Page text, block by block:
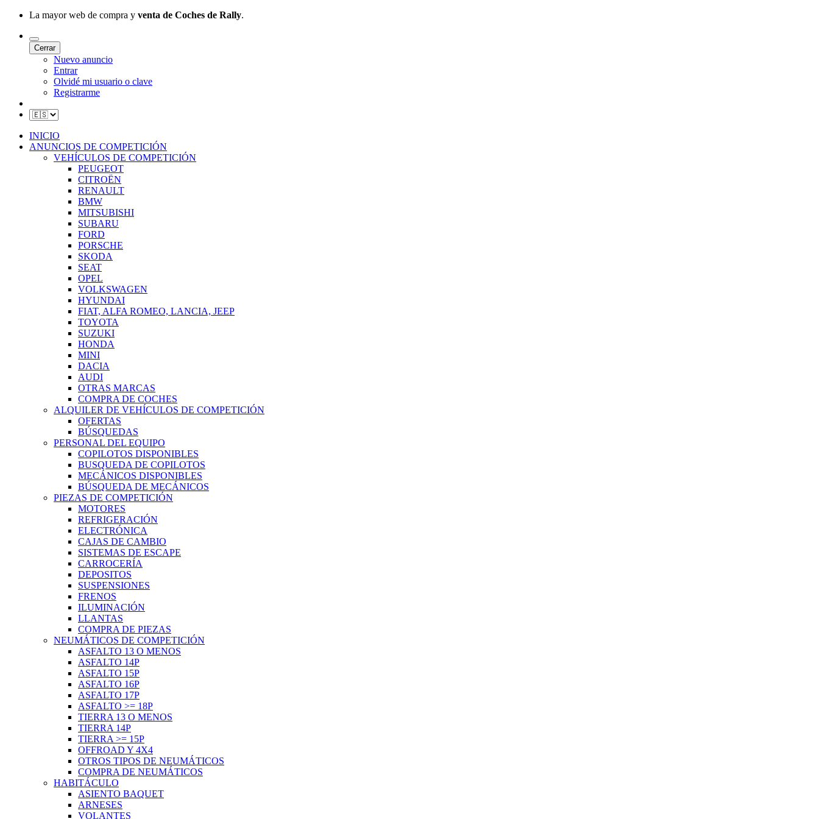
La mayor web de compra y venta de Coches de Rally.
Cerrar
Nuevo anuncio
Entrar
Olvidé mi usuario o clave
Registrarme
INICIO
ANUNCIOS DE COMPETICIÓN
VEHÍCULOS DE COMPETICIÓN
PEUGEOT
CITROËN
RENAULT
BMW
MITSUBISHI
SUBARU
FORD
PORSCHE
SKODA
SEAT
OPEL
VOLKSWAGEN
HYUNDAI
FIAT, ALFA ROMEO, LANCIA, JEEP
TOYOTA
SUZUKI
HONDA
MINI
DACIA
AUDI
OTRAS MARCAS
COMPRA DE COCHES
ALQUILER DE VEHÍCULOS DE COMPETICIÓN
OFERTAS
BÚSQUEDAS
PERSONAL DEL EQUIPO
COPILOTOS DISPONIBLES
BUSQUEDA DE COPILOTOS
MECÁNICOS DISPONIBLES
BÚSQUEDA DE MECÁNICOS
PIEZAS DE COMPETICIÓN
MOTORES
REFRIGERACIÓN
ELECTRÓNICA
CAJAS DE CAMBIO
SISTEMAS DE ESCAPE
CARROCERÍA
DEPOSITOS
SUSPENSIONES
FRENOS
ILUMINACIÓN
LLANTAS
COMPRA DE PIEZAS
NEUMÁTICOS DE COMPETICIÓN
ASFALTO 13 O MENOS
ASFALTO 14P
ASFALTO 15P
ASFALTO 16P
ASFALTO 17P
ASFALTO >= 18P
TIERRA 13 O MENOS
TIERRA 14P
TIERRA >= 15P
OFFROAD Y 4X4
OTROS TIPOS DE NEUMÁTICOS
COMPRA DE NEUMÁTICOS
HABITÁCULO
ASIENTO BAQUET
ARNESES
VOLANTES